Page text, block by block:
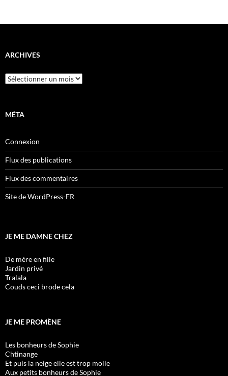
ARCHIVES
Archives
MÉTA
Connexion
Flux des publications
Flux des commentaires
Site de WordPress-FR
JE ME DAMNE CHEZ
De mère en fille
Jardin privé
Tralala
Couds ceci brode cela
JE ME PROMÈNE
Les bonheurs de Sophie
Chtinange
Et puis la neige elle est trop molle
Aux petits bonheurs de Sophie